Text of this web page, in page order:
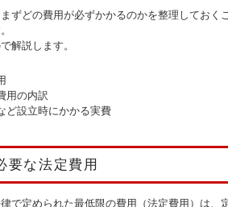
ずどの費用が必ずかかるのかを整理しておく
解説します。
用の内訳
ど設立時にかかる実費
要な法定費用
で定められた最低限の費用（法定費用）は、